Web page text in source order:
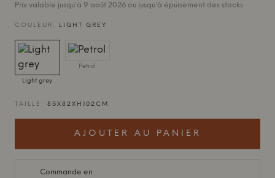
Prix valable jusqu'à 9 août 2026 ou jusqu'à épuisement des stocks
COULEUR: LIGHT GREY
Light grey
Petrol
TAILLE: 85X82XH102CM
AJOUTER AU PANIER
Commande en